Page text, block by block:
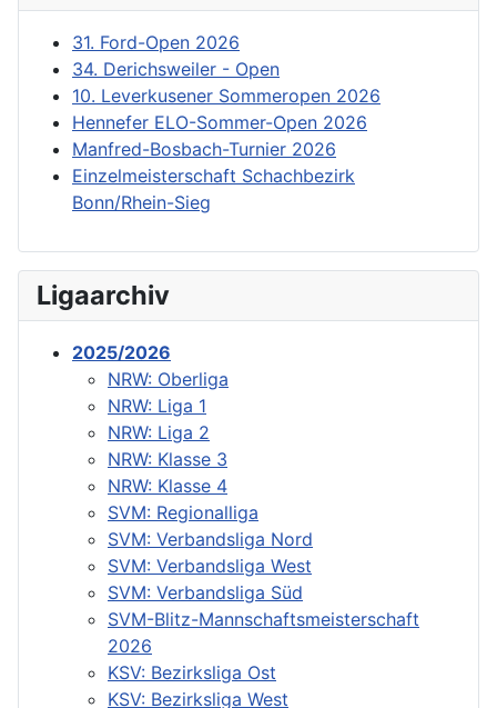
31. Ford-Open 2026
34. Derichsweiler - Open
10. Leverkusener Sommeropen 2026
Hennefer ELO-Sommer-Open 2026
Manfred-Bosbach-Turnier 2026
Einzelmeisterschaft Schachbezirk
Bonn/Rhein-Sieg
Ligaarchiv
2025/2026
NRW: Oberliga
NRW: Liga 1
NRW: Liga 2
NRW: Klasse 3
NRW: Klasse 4
SVM: Regionalliga
SVM: Verbandsliga Nord
SVM: Verbandsliga West
SVM: Verbandsliga Süd
SVM-Blitz-Mannschaftsmeisterschaft
2026
KSV: Bezirksliga Ost
KSV: Bezirksliga West